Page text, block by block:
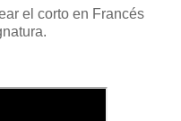
el corto en Francés